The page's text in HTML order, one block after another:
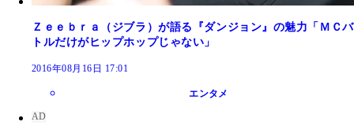
Ｚｅｅｂｒａ（ジブラ）が語る『ダンジョン』の魅力「ＭＣバ
トルだけがヒップホップじゃない」
2016年08月16日 17:01
エンタメ